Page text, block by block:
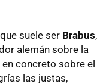
suele ser Brabus,
alemán sobre la
concreto sobre el
las justas,